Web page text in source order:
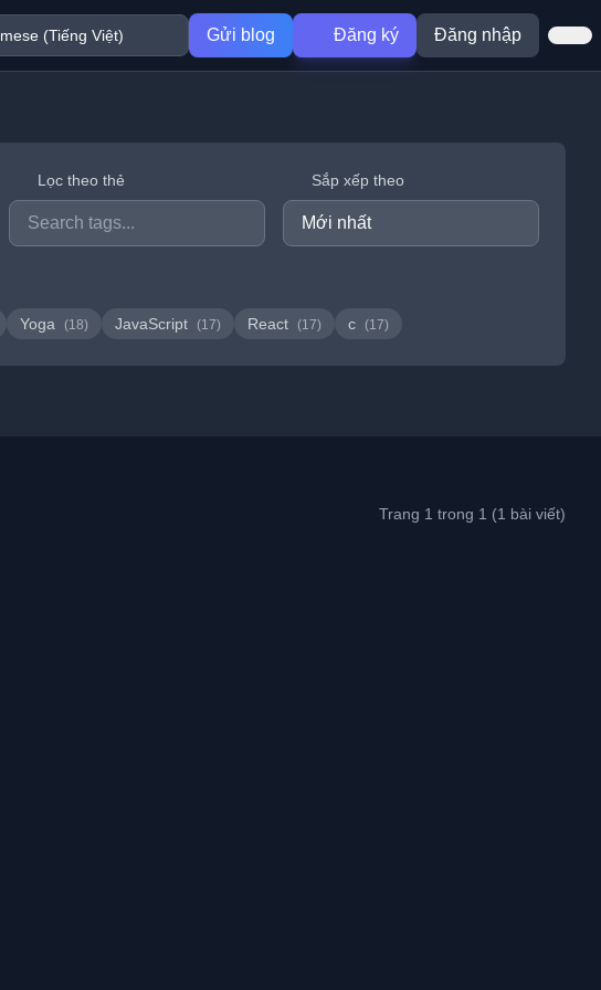
Gửi blog Đăng ký Đăng nhập
Lọc theo thẻ Sắp xếp theo
Yoga (18) JavaScript (17) React (17) c (17)
Trang 1 trong 1 (1 bài viết)